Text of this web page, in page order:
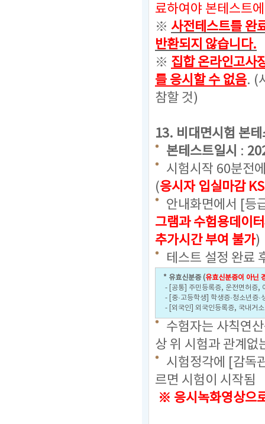
료하여야 본테스트
※ 사전테스트를 완
반환되지 않습니다.
※ 집합 온라인고사
를 응시할 수 없음. (
참할 것)
13. 비대면시험 본
본테스트일시 :
시험시작 60분전
(응시자 입실마감
안내화면에서 [등
그램과 수험용데이
추가시간 부여 불가)
테스트 설정 완료
* 유효신분증 (유효신분증이 아닌
- [공통] 주민등록증, 운전면허증,
- [중·고등학생] 학생증·청소년증
- [외국인] 외국인등록증, 국내거
수험자는 사칙연
상 위 시험과 관계없
시험정각에 [감독
르면 시험이 시작됨
※ 응시녹화영상으